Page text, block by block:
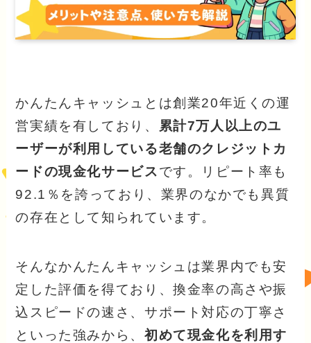
かんたんキャッシュとは創業20年近くの運
営実績を有しており、
累計7万人以上のユ
ーザーが利用している老舗のクレジットカ
ードの現金化サービス です。リピート率も
92.1％を誇っており、業界のなかでも異質
の存在として知られています。
そんなかんたんキャッシュは業界内でも安
定した評価を得ており、換金率の高さや振
込スピードの速さ、サポート対応の丁寧さ
といった強みから、 初めて現金化を利用す